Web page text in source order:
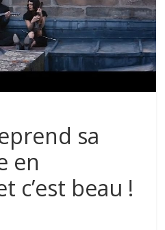
sa
en
c’est beau !